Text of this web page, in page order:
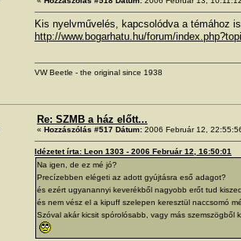
Kis nyelvművelés, kapcsolódva a témához
http://www.bogarhatu.hu/forum/
VW Beetle - the original since 1938
Re: SZMB a ház előtt...
« Hozzászólás #517 Dátum: 2006 Február 12,
Idézetet írta: Leon 1303 - 2006 Február 12, 16:50:01
Na igen, de ez mé jó?
Precízebben elégeti az adott gyújtásra eső adagot?
és ezért ugyanannyi keverékből nagyobb erőt tud
és nem vész el a kipuff szelepen keresztül naccsomó
Szóval akár kicsit spórolósabb, vagy más